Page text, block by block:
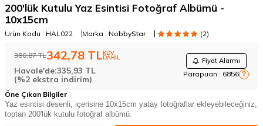
200'lük Kutulu Yaz Esintisi Fotoğraf Albümü -
10x15cm
Ürün Kodu : HAL022 Marka : NobbyStar (2)
380,87TL342,78 TLKDV
DAHİL Fiyat Alarmı
Parapuan : 6856 ?
Havale'de:335,93 TL
(%2 ekstra indirim)
Öne Çıkan Bilgiler
Yaz esintisi desenli, içerisine 10x15cm yatay fotoğraflar ekleyebileceğiniz,
toptan 200'lük kutulu fotoğraf albümü.